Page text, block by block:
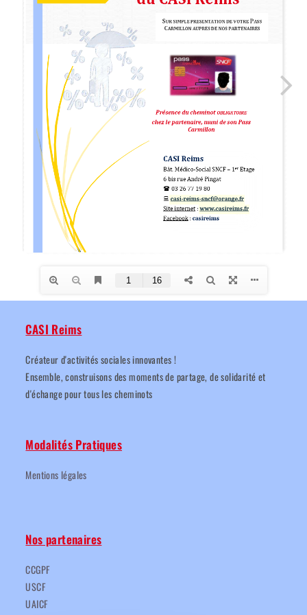
CASI Reims
Créateur d'activités sociales innovantes !
Ensemble, construisons des moments de partage, de solidarité et
d'échange pour tous les cheminots
Modalités Pratiques
Mentions légales
Nos partenaires
CCGPF
USCF
UAICF